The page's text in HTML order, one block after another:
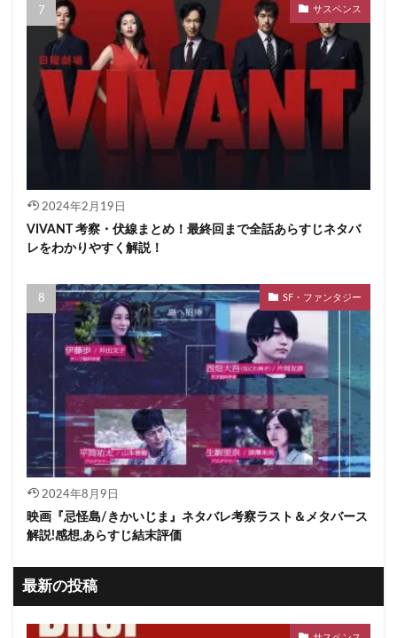
サスペンス
2024年2月19日
VIVANT 考察・伏線まとめ！最終回まで全話あらすじネタバ
レをわかりやすく解説！
SF・ファンタジー
2024年8月9日
映画『忌怪島/きかいじま』ネタバレ考察ラスト＆メタバース
解説!感想,あらすじ結末評価
最新の投稿